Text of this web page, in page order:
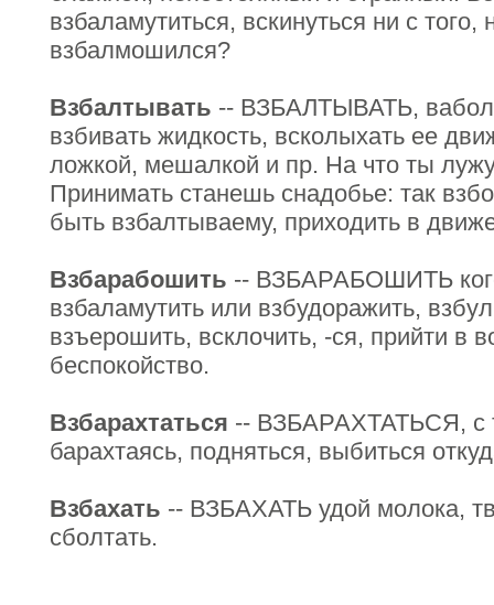
взбаламутиться, вскинуться ни с
взбалмошился?
Взбалтывать -- ВЗБАЛТЫВАТЬ,
взбивать жидкость, всколыхать ее
ложкой, мешалкой и пр. На что ты
Принимать станешь снадобье: так
быть взбалтываему, приходить в
Взбарабошить -- ВЗБАРАБОШИТЬ
взбаламутить или взбудоражить,
взъерошить, всклочить, -ся, прийти в
беспокойство.
Взбарахтаться -- ВЗБАРАХТАТЬСЯ, с
барахтаясь, подняться, выбиться
Взбахать -- ВЗБАХАТЬ удой молока,
сболтать.